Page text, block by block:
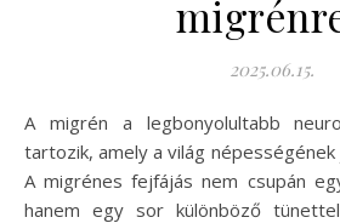
2025.06.15.
A migrén a legbonyolultabb neurológiai zavarok közé
tartozik, amely a világ
A migrénes fejfájás nem csupán
hanem egy sor különböző